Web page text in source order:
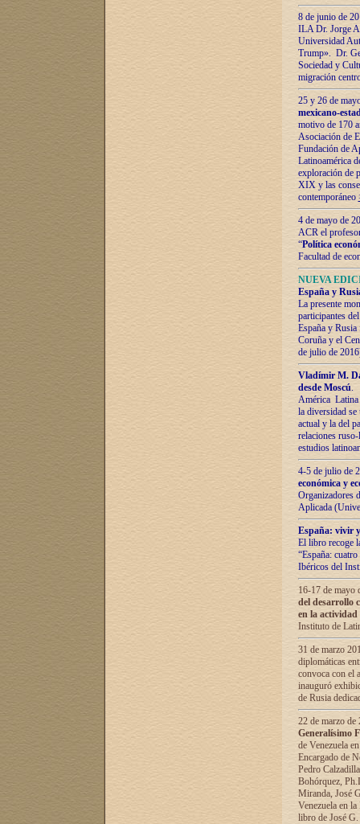
8 de junio de
ILA Dr. Jorge
Universidad
Trump». Dr.
Sociedad y
migración
25 y 26 de
mexicano-
motivo de 170
Asociación de
Fundación de
Latinoamérica
exploración de
XIX y las
contemporáneo
4 de mayo de
ACR el
“Política
Facultad de
NUEVA
España y
La presente
participantes
España y
Coruña y el
de julio de
Vladímir М.
desde Moscú.
América Latina
la diversidad
actual у lа del
relaciones
estudios
4-5 de julio de
económica y
Organizadores
Aplicada
España: vivir
El libro recoge
“España:
Ibéricos del
16-17 de mayo
del desarrollo
en la
Instituto de
31 de marzo
diplomáticas
convoca con el
inauguró
de Rusia
22 de marzo
Generalísimo
de Venezuela
Encargado de
Pedro
Bohórquez,
Miranda, José
Venezuela en
libro de José